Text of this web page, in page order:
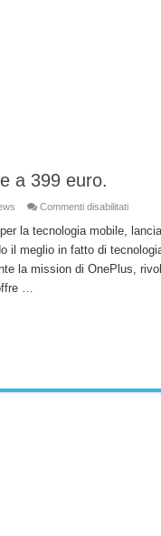
a 399 euro.
Commenti disabilitatisu
Plus
ufficiale
399
la tecnologia mobile,
il meglio in fatto di
la mission di OnePlus,
…